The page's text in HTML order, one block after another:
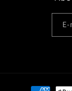
Moyens